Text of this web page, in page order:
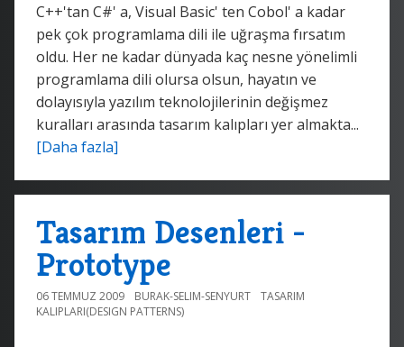
C++'tan C#' a, Visual Basic' ten Cobol' a kadar
pek çok programlama dili ile uğraşma fırsatım
oldu. Her ne kadar dünyada kaç nesne yönelimli
programlama dili olursa olsun, hayatın ve
dolayısıyla yazılım teknolojilerinin değişmez
kuralları arasında tasarım kalıpları yer almakta...
[Daha fazla]
Tasarım Desenleri -
Prototype
06 TEMMUZ 2009 BURAK-SELIM-SENYURT
TASARIM
KALIPLARI(DESIGN PATTERNS)